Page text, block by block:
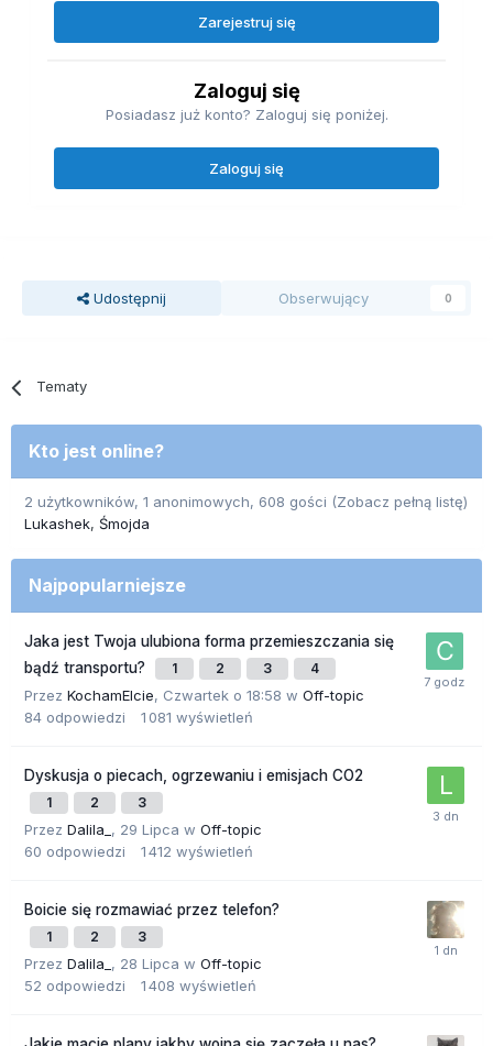
Zarejestruj się
Zaloguj się
Posiadasz już konto? Zaloguj się poniżej.
Zaloguj się
Udostępnij Obserwujący 0
Tematy
Kto jest online?
2 użytkowników, 1 anonimowych, 608 gości (Zobacz pełną listę)
Lukashek Śmojda
Najpopularniejsze
Jaka jest Twoja ulubiona forma przemieszczania się
bądź transportu?
1 2 3 4
Przez KochamElcie, Czwartek o 18:58 w Off-topic
84 odpowiedzi 1 081 wyświetleń
Dyskusja o piecach, ogrzewaniu i emisjach CO2
1 2 3
Przez Dalila_ , 29 Lipca w Off-topic
60 odpowiedzi 1 412 wyświetleń
Boicie się rozmawiać przez telefon?
1 2 3
Przez Dalila_ , 28 Lipca w Off-topic
52 odpowiedzi 1 408 wyświetleń